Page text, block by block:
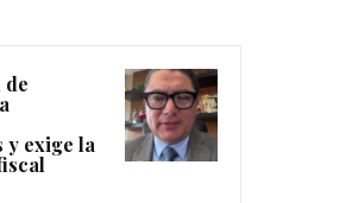
de
y exige la